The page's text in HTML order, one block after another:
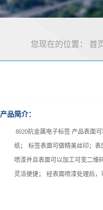
您现在的位置： 首
产品简介：
8020抗金属电子标签 产品表面
纸；
标签表面可做精美丝印； 表
喷漆并且表面可以加工可变二维
灵活便捷；
经表面喷漆处理后，